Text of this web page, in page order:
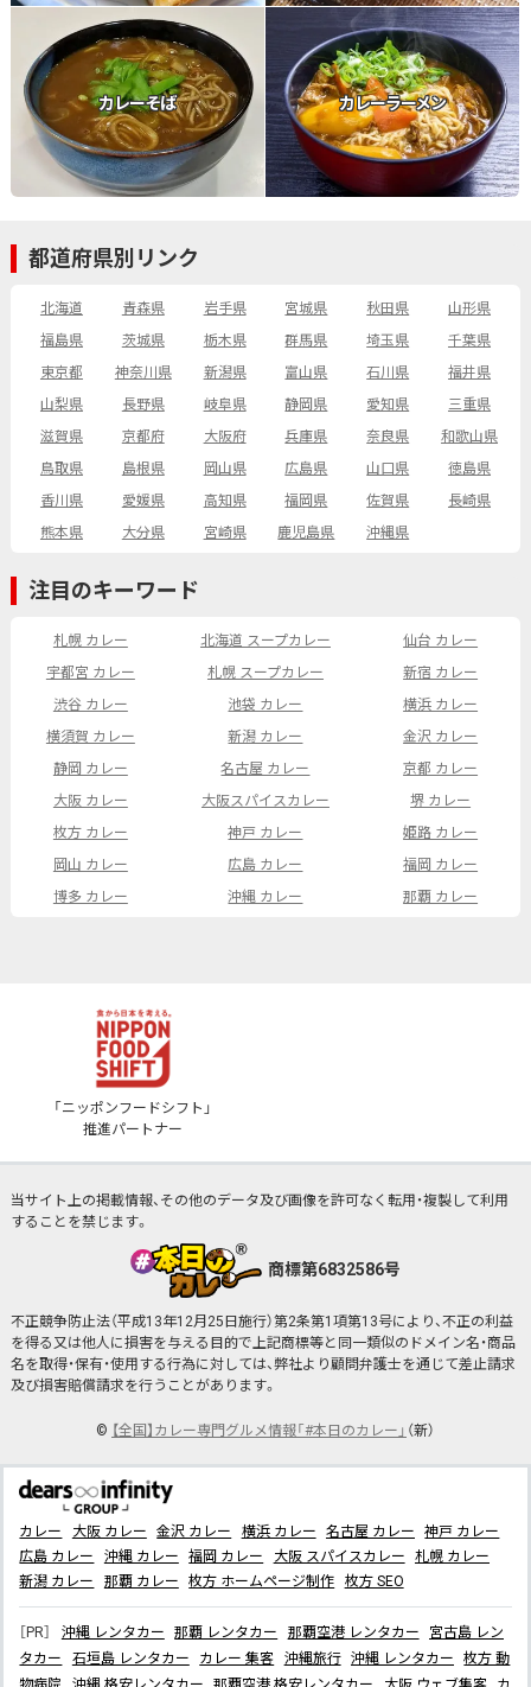
カレーそば カレーラーメン
都道府県別リンク
北海道 青森県 岩手県 宮城県 秋田県
山形県
福島県
茨城県 栃木県 群馬県 埼玉県
千葉県
東京都
神奈川県 新潟県 富山県 石川県
福井県
山梨県
長野県 岐阜県 静岡県 愛知県
三重県
滋賀県
京都府 大阪府 兵庫県 奈良県
和歌山県
鳥取県
島根県 岡山県 広島県 山口県
徳島県
香川県
愛媛県 高知県 福岡県 佐賀県
長崎県
熊本県
大分県 宮崎県 鹿児島県 沖縄県
注目のキーワード
札幌 カレー 北海道 スープカレー
仙台 カレー
宇都宮 カレー
札幌 スープカレー
新宿 カレー
渋谷 カレー
池袋 カレー
横浜 カレー
横須賀 カレー
新潟 カレー
金沢 カレー
静岡 カレー
名古屋 カレー
京都 カレー
大阪 カレー
大阪スパイスカレー
堺 カレー
枚方 カレー
神戸 カレー
姫路 カレー
岡山 カレー
広島 カレー
福岡 カレー
博多 カレー
沖縄 カレー 那覇 カレー
「ニッポンフードシフト」
推進パートナー
当サイト上の掲載情報、その他のデータ及び画像を許可なく転用・複製して利用
することを禁じます。
商標第6832586号
不正競争防止法（平成13年12月25日施行）第2条第1項第13号により、不正の利益
を得る又は他人に損害を与える目的で上記商標等と同一類似のドメイン名・商品
名を取得・保有・使用する行為に対しては、弊社より顧問弁護士を通じて差止請求
及び損害賠償請求を行うことがあります。
© 【全国】カレー専門グルメ情報「#本日のカレー」 （新）
カレー 大阪 カレー 金沢 カレー 横浜 カレー 名古屋 カレー
神戸 カレー
広島 カレー
沖縄 カレー 福岡 カレー 大阪 スパイスカレー
札幌 カレー
新潟 カレー
那覇 カレー 枚方 ホームページ制作 枚方 SEO
［PR］ 沖縄 レンタカー 那覇 レンタカー 那覇空港 レンタカー
宮古島 レン
タカー
石垣島 レンタカー カレー 集客 沖縄旅行 沖縄 レンタカー
枚方 動